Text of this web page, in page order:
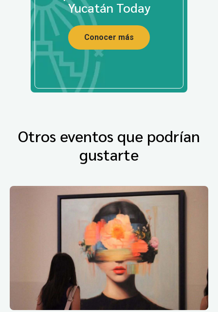
Yucatán Today
Conocer más
Otros eventos que podrían
gustarte